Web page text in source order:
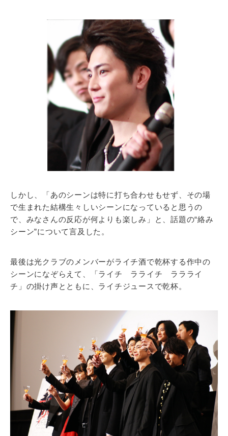
しかし、「あのシーンは特に打ち合わせもせず、その場
で生まれた結構生々しいシーンになっていると思うの
で、みなさんの反応が何よりも楽しみ」と、話題の“絡み
シーン”について言及した。
最後は光クラブのメンバーがライチ酒で乾杯する作中の
シーンになぞらえて、「ライチ ラライチ ララライ
チ」の掛け声とともに、ライチジュースで乾杯。